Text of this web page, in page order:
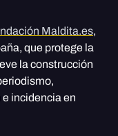
Maldita.es,
que protege la
la construcción
incidencia en